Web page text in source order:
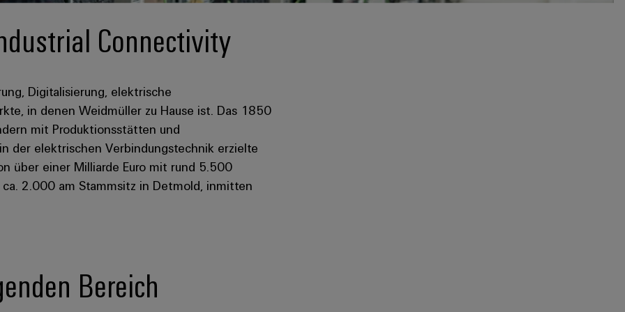
Connectivity
Digitalisierung, elektrische
in denen Weidmüller zu Hause ist. Das 1850
mit Produktionsstätten und
der elektrischen Verbindungstechnik erzielte
über einer Milliarde Euro mit rund 5.500
2.000 am Stammsitz in Detmold, inmitten
Bereich